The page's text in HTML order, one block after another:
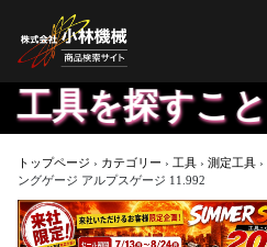
すことも
トップページ › カテゴリー › 工具 › 測定工具 ›
ングゲージ アルプスゲージ 11.992